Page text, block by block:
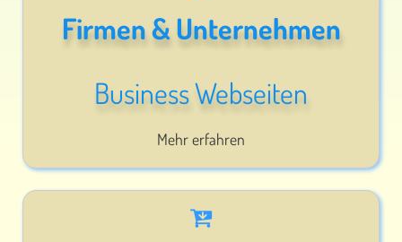
Firmen & Unternehmen
Business Webseiten
Mehr erfahren